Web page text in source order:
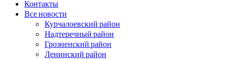
Контакты
Все новости
Курчалоевский район
Надтеречный район
Грозненский район
Ленинский район